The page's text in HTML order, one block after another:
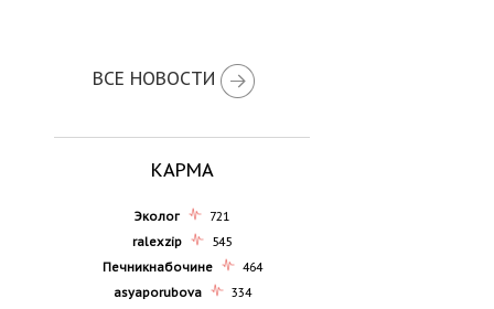
ВСЕ НОВОСТИ
КАРМА
Эколог
721
ralexzip
545
Печникнабочине
464
asyaporubova
334